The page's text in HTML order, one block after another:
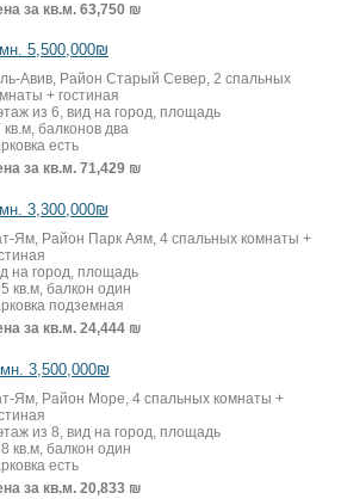
за кв.м. 63,750 ₪
5,500,000₪
Авив, Район Старый Север, 2 спальных
+ гостиная
из 6, вид на город, площадь
кв.м, балконов два
есть
за кв.м. 71,429 ₪
3,300,000₪
Ям, Район Парк Аям, 4 спальных комнаты +
на город, площадь
кв.м, балкон один
подземная
за кв.м. 24,444 ₪
3,500,000₪
Ям, Район Море, 4 спальных комнаты +
из 8, вид на город, площадь
кв.м, балкон один
есть
за кв.м. 20,833 ₪